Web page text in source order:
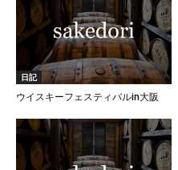
日記
ウイスキーフェスティバルin大阪